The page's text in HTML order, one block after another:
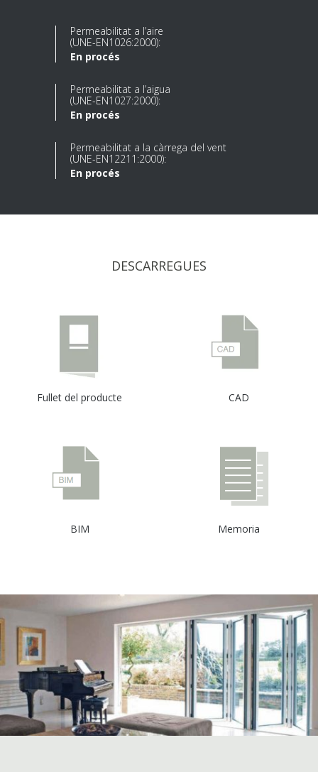
Permeabilitat a l’aire
(UNE-EN1026:2000):
En procés
Permeabilitat a l’aigua
(UNE-EN1027:2000):
En procés
Permeabilitat a la càrrega del vent
(UNE-EN12211:2000):
En procés
DESCARREGUES
Fullet del producte CAD
BIM Memoria